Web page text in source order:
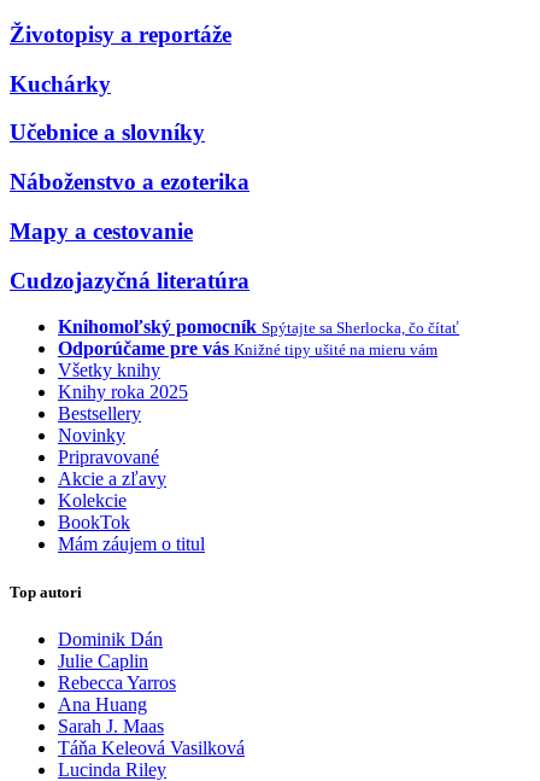
Životopisy a reportáže
Kuchárky
Učebnice a slovníky
Náboženstvo a ezoterika
Mapy a cestovanie
Cudzojazyčná literatúra
Knihomoľský pomocník Spýtajte sa Sherlocka, čo čítať
Odporúčame pre vás Knižné tipy ušité na mieru vám
Všetky knihy
Knihy roka 2025
Bestsellery
Novinky
Pripravované
Akcie a zľavy
Kolekcie
BookTok
Mám záujem o titul
Top autori
Dominik Dán
Julie Caplin
Rebecca Yarros
Ana Huang
Sarah J. Maas
Táňa Keleová Vasilková
Lucinda Riley